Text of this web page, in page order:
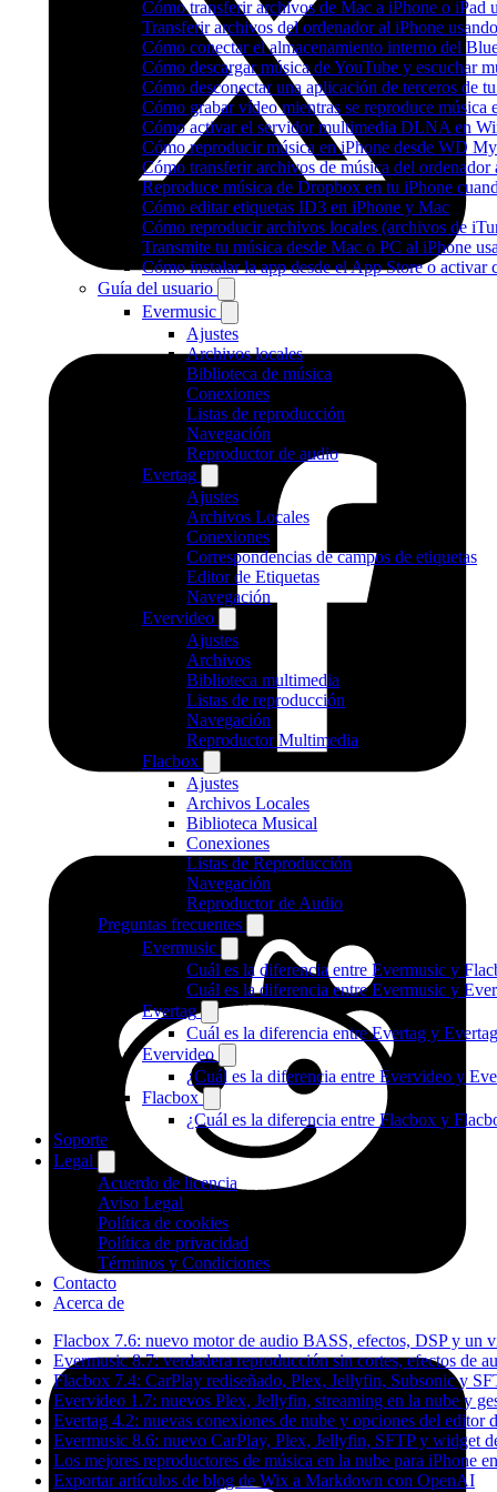
Cómo transferir archivos de Mac a iPhone o iPad
Transferir archivos del ordenador al iPhone
Cómo conectar el almacenamiento interno del
Cómo descargar música de YouTube y escuchar
Cómo desconectar una aplicación de terceros de
Cómo grabar vídeo mientras se reproduce música
Cómo activar el servidor multimedia DLNA en
Cómo reproducir música en iPhone desde WD
Cómo transferir archivos de música del
Reproduce música de Dropbox en tu iPhone
Cómo editar etiquetas ID3 en iPhone y Mac
Cómo reproducir archivos locales (archivos de
Transmite tu música desde Mac o PC al iPhone
Cómo instalar la app desde el App Store o
Guía del usuario
Evermusic
Ajustes
Archivos locales
Biblioteca de música
Conexiones
Listas de reproducción
Navegación
Reproductor de audio
Evertag
Ajustes
Archivos Locales
Conexiones
Correspondencias de campos de etiquetas
Editor de Etiquetas
Navegación
Evervideo
Ajustes
Archivos
Biblioteca multimedia
Listas de reproducción
Navegación
Reproductor Multimedia
Flacbox
Ajustes
Archivos Locales
Biblioteca Musical
Conexiones
Listas de Reproducción
Navegación
Reproductor de Audio
Preguntas frecuentes
Evermusic
Cuál es la diferencia entre Evermusic y
Cuál es la diferencia entre Evermusic y
Evertag
Cuál es la diferencia entre Evertag y
Evervideo
¿Cuál es la diferencia entre Evervideo y
Flacbox
¿Cuál es la diferencia entre Flacbox y
Soporte
Legal
Acuerdo de licencia
Aviso Legal
Política de cookies
Política de privacidad
Términos y Condiciones
Contacto
Acerca de
Flacbox 7.6: nuevo motor de audio BASS, efectos, DSP y un
Evermusic 8.7: verdadera reproducción sin cortes, efectos de
Flacbox 7.4: CarPlay rediseñado, Plex, Jellyfin, Subsonic y
Evervideo 1.7: nuevos Plex, Jellyfin, streaming en la nube y
Evertag 4.2: nuevas conexiones de nube y opciones del editor
Evermusic 8.6: nuevo CarPlay, Plex, Jellyfin, SFTP y widget
Los mejores reproductores de música en la nube para iPhone
Exportar artículos de blog de Wix a Markdown con OpenAI